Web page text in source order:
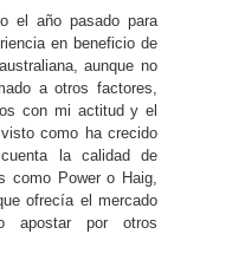
el año pasado para
en beneficio de
aunque no
a otros factores,
con mi actitud y el
como ha crecido
la calidad de
como Power o Haig,
ofrecía el mercado
apostar por otros